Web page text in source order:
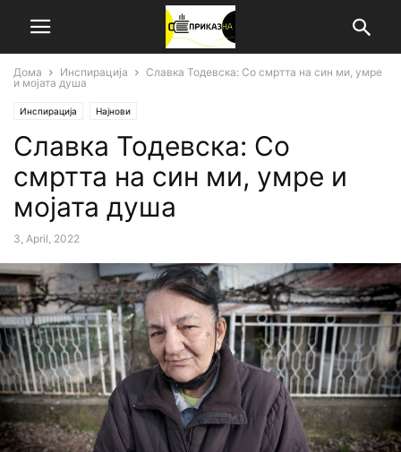
Дома Инспирација
Славка Тодевска: Со смртта на син ми, умре
и мојата душа
Инспирација Најнови
Славка Тодевска: Со
смртта на син ми, умре и
мојата душа
3, April, 2022